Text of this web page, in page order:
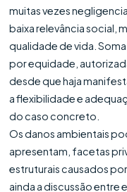
muitas vezes
baixa relevância social,
qualidade de vida.
por equidade,
desde que haja
a flexibilidade e
do caso concreto.
Os danos ambientais
apresentam, facetas
estruturais causados
ainda a discussão entre